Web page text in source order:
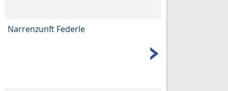
Narrenzunft Federle